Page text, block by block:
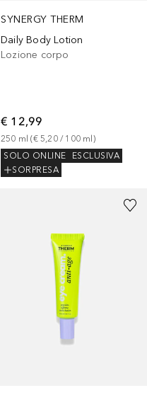
SYNERGY THERM
Daily Body Lotion
Lozione corpo
€ 12,99
250 ml (€ 5,20 / 100 ml)
SOLO ONLINE
ESCLUSIVA
SORPRESA